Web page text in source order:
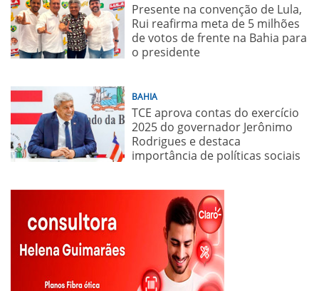
Presente na convenção de Lula,
Rui reafirma meta de 5 milhões
de votos de frente na Bahia para
o presidente
BAHIA
TCE aprova contas do exercício
2025 do governador Jerônimo
Rodrigues e destaca
importância de políticas sociais